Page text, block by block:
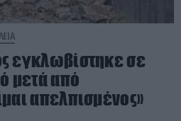
εγκλωβίστηκε σε
μετά από
απελπισμένος»